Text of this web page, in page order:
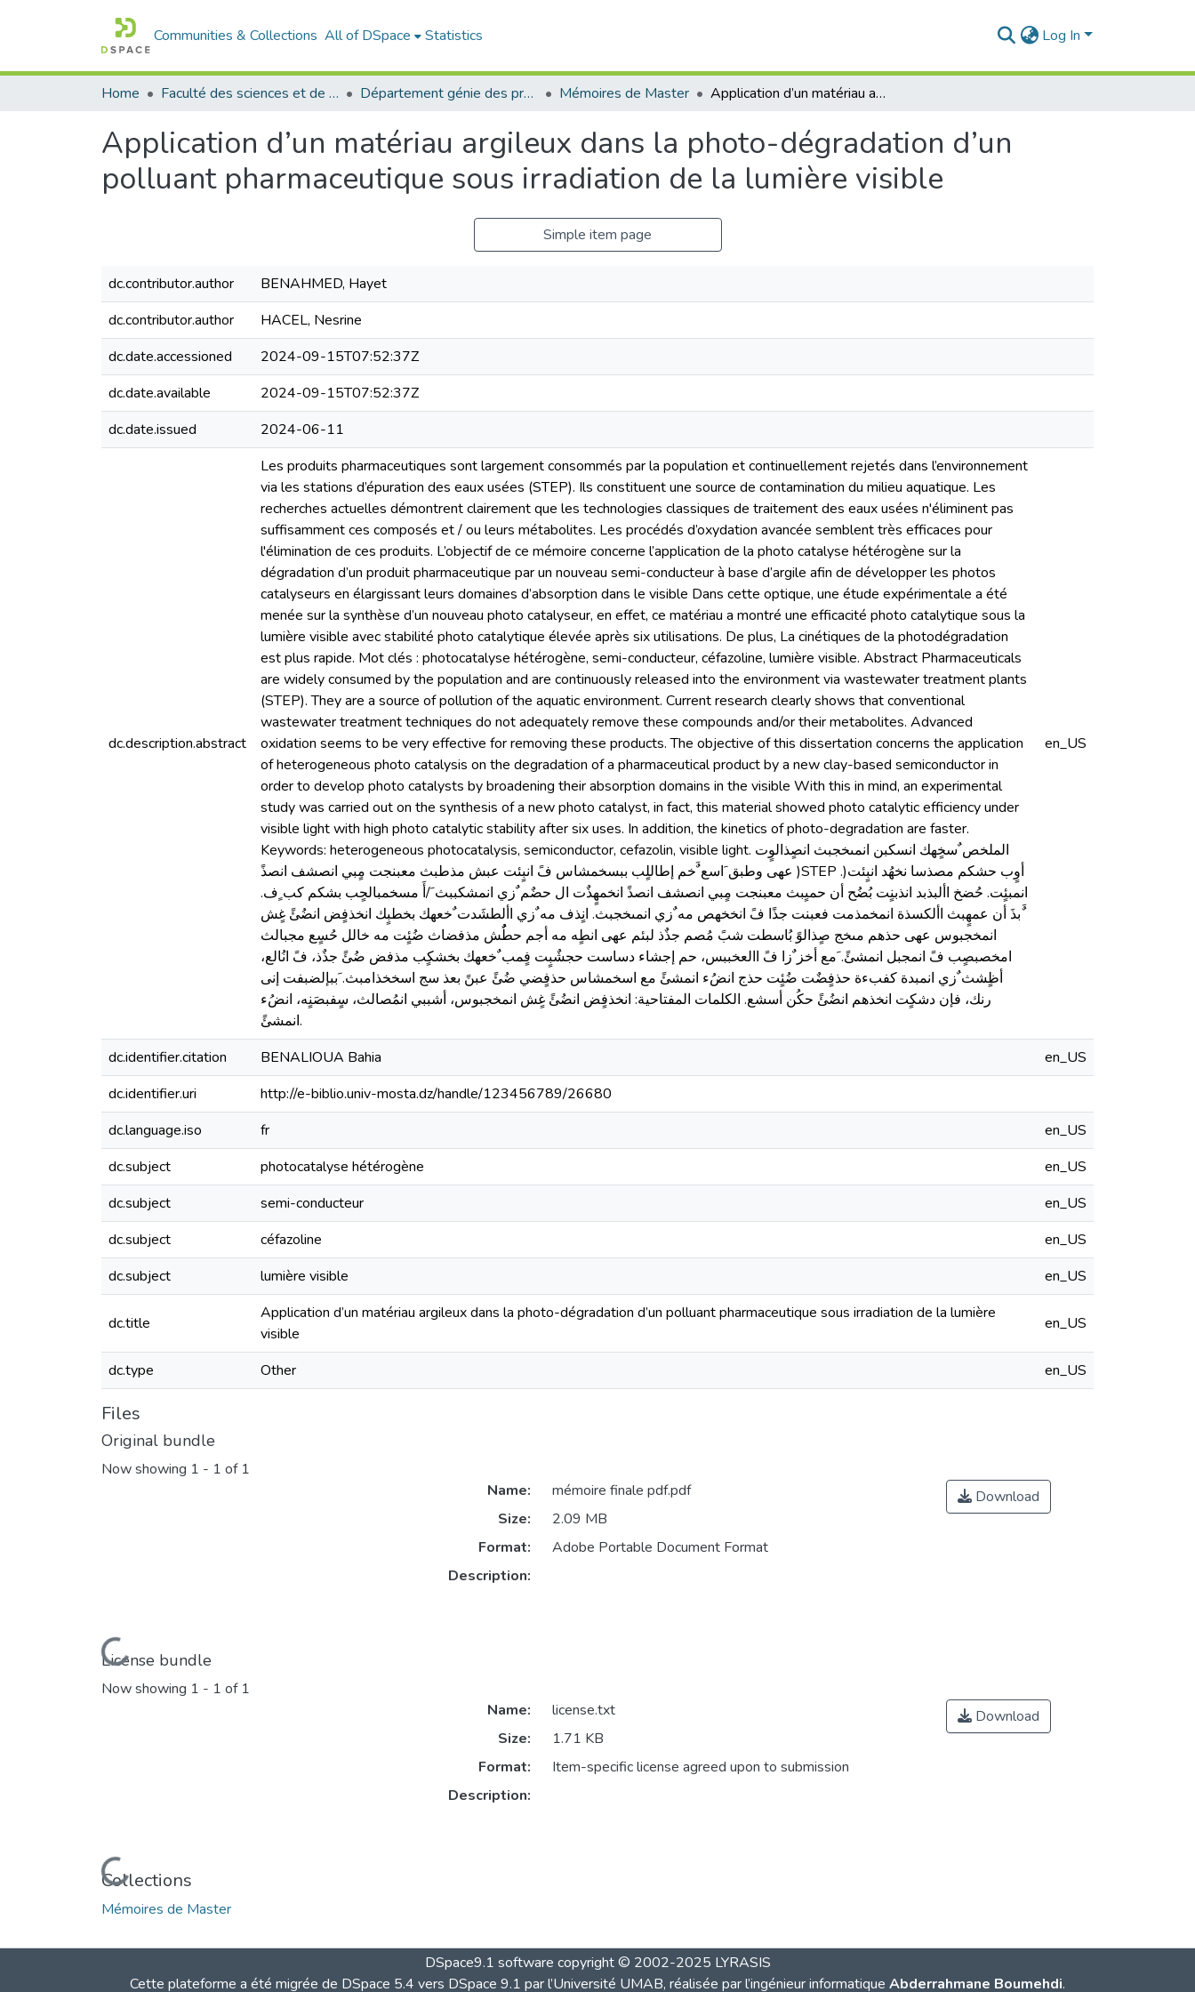
Communities & Collections All of DSpace Statistics Log In
Home Faculté des sciences et de la technologie Département génie des procédés Mémoires de Master Application d’un matériau argileux dans la photo-dégradation d’un polluant pharmaceutique sous irradiation de la lumière visible
Application d’un matériau argileux dans la photo-dégradation d’un
polluant pharmaceutique sous irradiation de la lumière visible
Simple item page
dc.contributor.author
BENAHMED, Hayet
dc.contributor.author
HACEL, Nesrine
dc.date.accessioned
2024-09-15T07:52:37Z
dc.date.available
2024-09-15T07:52:37Z
dc.date.issued
2024-06-11
dc.description.abstract
Les produits pharmaceutiques sont largement consommés par la population et continuellement rejetés dans l’environnement
via les stations d’épuration des eaux usées (STEP). Ils constituent une source de contamination du milieu aquatique. Les
recherches actuelles démontrent clairement que les technologies classiques de traitement des eaux usées n'éliminent pas
suffisamment ces composés et / ou leurs métabolites. Les procédés d’oxydation avancée semblent très efficaces pour
l'élimination de ces produits. L’objectif de ce mémoire concerne l’application de la photo catalyse hétérogène sur la
dégradation d’un produit pharmaceutique par un nouveau semi-conducteur à base d’argile afin de développer les photos
catalyseurs en élargissant leurs domaines d’absorption dans le visible Dans cette optique, une étude expérimentale a été
menée sur la synthèse d’un nouveau photo catalyseur, en effet, ce matériau a montré une efficacité photo catalytique sous la
lumière visible avec stabilité photo catalytique élevée après six utilisations. De plus, La cinétiques de la photodégradation
est plus rapide. Mot clés : photocatalyse hétérogène, semi-conducteur, céfazoline, lumière visible. Abstract Pharmaceuticals
are widely consumed by the population and are continuously released into the environment via wastewater treatment plants
(STEP). They are a source of pollution of the aquatic environment. Current research clearly shows that conventional
wastewater treatment techniques do not adequately remove these compounds and/or their metabolites. Advanced
oxidation seems to be very effective for removing these products. The objective of this dissertation concerns the application
of heterogeneous photo catalysis on the degradation of a pharmaceutical product by a new clay-based semiconductor in
order to develop photo catalysts by broadening their absorption domains in the visible With this in mind, an experimental
study was carried out on the synthesis of a new photo catalyst, in fact, this material showed photo catalytic efficiency under
visible light with high photo catalytic stability after six uses. In addition, the kinetics of photo-degradation are faster.
Keywords: heterogeneous photocatalysis, semiconductor, cefazolin, visible light. الملخص ٌسخٍهك انسكبن انمىخجبث انصٍذالوٍت
عهى وطبق َاسع ٌَخم إطاللٍب ببسخمشاس فً انبٍئت عبش مذطبث معبنجت مٍبي انصشف انصذً )STEP .)أوٍب حشكم مصذسا نخهُد انبٍئت
انمبئٍت. حُضخ األبذبد انذبنٍت بُضُح أن حمىٍبث معبنجت مٍبي انصشف انصذً انخمهٍذٌت ال حضٌم ٌزي انمشكببث َ/أَ مسخمبالحٍب بشكم كب ٍف.
ٌَبذَ أن عمهٍبث األكسذة انمخمذمت فعبنت جذًا فً انخخهص مه ٌزي انمىخجبث. انٍذف مه ٌزي األطشَدت ٌخعهك بخطبٍك انخذفٍض انضُئً غٍش
انمخجبوس عهى حذهم مىخج صٍذالوً بُاسطت شبً مُصم جذٌذ لبئم عهى انطٍه مه أجم حطٌُش مذفضاث ضُئٍت مه خالل حُسٍع مجبالث
امخصبصٍب فً انمجبل انمشئً. َمع أخز ٌزا فً االعخببس، حم إجشاء دساست حجشٌبٍت فٍمب ٌخعهك بخشكٍب مذفض ضُئً جذٌذ، فً انُالع،
أظٍشث ٌزي انمبدة كفبءة حذفٍضٌت ضُئٍت حذج انضُء انمشئً مع اسخمشاس حذفٍضي ضُئً عبنً بعذ سج اسخخذامبث. َببإلضبفت إنى
رنك، فإن دشكٍت انخذهم انضُئً حكُن أسشع. الكلمات المفتاحية: انخذفٍض انضُئً غٍش انمخجبوس، أشببي انمُصالث، سٍفبصَنٍه، انضُء
انمشئً.
en_US
dc.identifier.citation BENALIOUA Bahia
en_US
dc.identifier.uri
http://e-biblio.univ-mosta.dz/handle/123456789/26680
dc.language.iso
fr
en_US
dc.subject
photocatalyse hétérogène
en_US
dc.subject
semi-conducteur
en_US
dc.subject
céfazoline
en_US
dc.subject
lumière visible en_US
dc.title
Application d’un matériau argileux dans la photo-dégradation d’un polluant pharmaceutique sous irradiation de la lumière
visible
en_US
dc.type Other en_US
Files
Original bundle
Now showing 1 - 1 of 1
Loading...
Name:
mémoire finale pdf.pdf
Size:
2.09 MB
Format:
Adobe Portable Document Format
Description:
Download
License bundle
Now showing 1 - 1 of 1
Loading...
Name:
license.txt
Size:
1.71 KB
Format:
Item-specific license agreed upon to submission
Description:
Download
Collections
Mémoires de Master
DSpace9.1 software copyright © 2002-2025 LYRASIS
Cette plateforme a été migrée de DSpace 5.4 vers DSpace 9.1 par l’Université UMAB, réalisée par l’ingénieur informatique Abderrahmane Boumehdi.